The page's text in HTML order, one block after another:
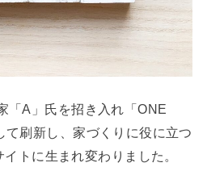
「A」氏を招き入れ「ONE
刷新し、家づくりに役に立つ
トに生まれ変わりました。